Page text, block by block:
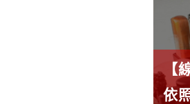
【
依